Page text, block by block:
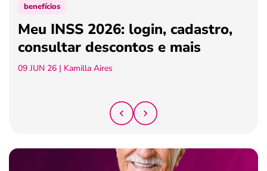
benefícios
Meu INSS 2026: login, cadastro,
consultar descontos e mais
09 JUN 26 | Kamilla Aires